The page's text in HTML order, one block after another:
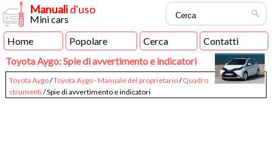
Manualid'uso
Mini cars
Home
Popolare Cerca
Contatti
Toyota Aygo: Spie di avvertimento e indicatori
Toyota Aygo/Toyota Aygo - Manuale del proprietario/Quadro
strumenti/ Spie di avvertimento e indicatori